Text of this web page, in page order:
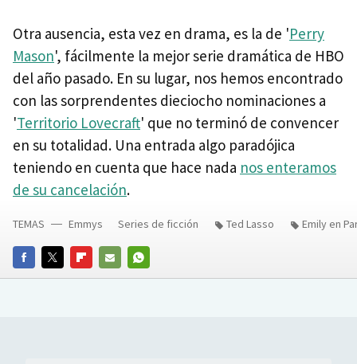
Otra ausencia, esta vez en drama, es la de 'Perry
Mason', fácilmente la mejor serie dramática de HBO
del año pasado. En su lugar, nos hemos encontrado
con las sorprendentes dieciocho nominaciones a
'Territorio Lovecraft' que no terminó de convencer
en su totalidad. Una entrada algo paradójica
teniendo en cuenta que hace nada nos enteramos
de su cancelación.
FACEBOOKTWITTERFLIPBOARD
E-
WHATSAPP
TEMAS Emmys Series de ficción Ted Lasso Emily en